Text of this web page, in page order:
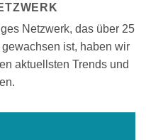
Netzwerk, das über 25
ist, haben wir
aktuellsten Trends und